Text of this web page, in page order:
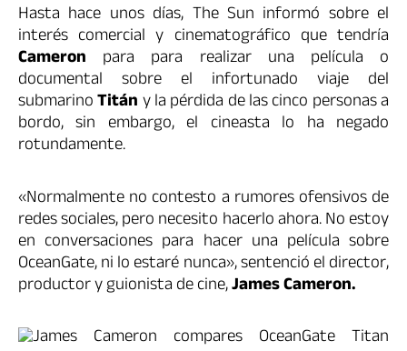
Hasta hace unos días, The Sun informó sobre el
interés comercial y cinematográfico que tendría
Cameron para para realizar una película o
documental sobre el infortunado viaje del
submarinoTitány la pérdida de las cinco personas a
bordo, sin embargo, el cineasta lo ha negado
rotundamente.
«Normalmente no contesto a rumores ofensivos de
redes sociales, pero necesito hacerlo ahora. No estoy
en conversaciones para hacer una película sobre
OceanGate, ni lo estaré nunca», sentenció el director,
productor y guionista de cine,James Cameron.